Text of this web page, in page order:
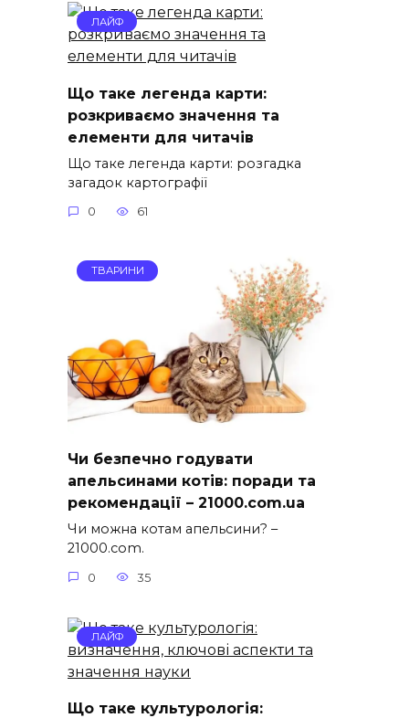
ЛАЙФ
Що таке легенда карти:
розкриваємо значення та
елементи для читачів
Що таке легенда карти: розгадка
загадок картографії
0 61
ТВАРИНИ
Чи безпечно годувати
апельсинами котів: поради та
рекомендації – 21000.com.ua
Чи можна котам апельсини? –
21000.com.
0 35
ЛАЙФ
Що таке культурологія: